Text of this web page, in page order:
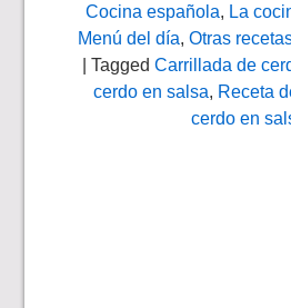
Cocina española, La
Menú del día, Otras
| Tagged Carrillada de
cerdo en salsa, Receta
cerdo en